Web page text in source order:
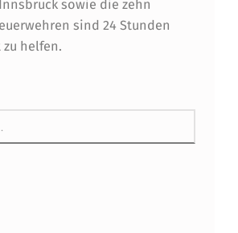
sowie die zehn
sind 24 Stunden
helfen.